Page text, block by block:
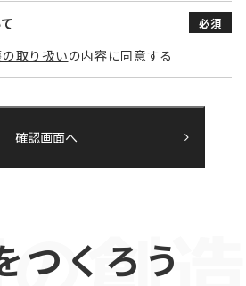
必須
取り扱いの内容に同意する
確認画面へ
つくろう